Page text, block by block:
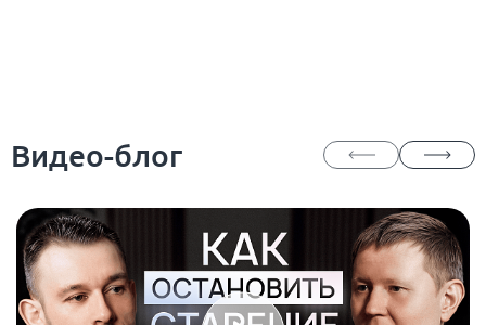
Видео-блог